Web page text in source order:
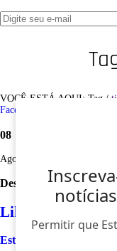
Permitir que
VOCÊ ESTÁ AQUI: Tag /
Facebook
08
Ago
Desculpe, não foi
Like
Estrelando